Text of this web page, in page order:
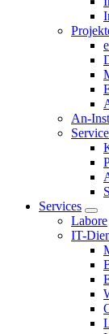
An-
Services
Labore
IT-